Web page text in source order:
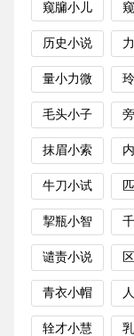
窥牖小儿
历史小说
量小力微
毛头小子
抹眉小索
牛刀小试
挈瓶小智
谴责小说
青衣小帽
辁才小慧